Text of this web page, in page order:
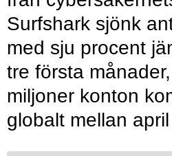
Surfshark sjönk
med sju procent
tre första
miljoner konton
globalt mellan